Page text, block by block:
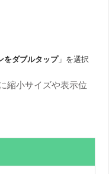
をダブルタップ」を選択
縮小サイズや表示位